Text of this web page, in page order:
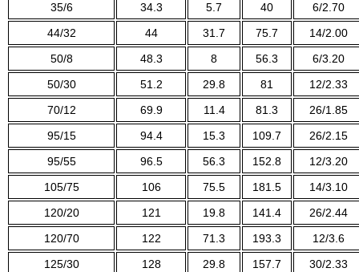
35/6
34.3 5.7 40
6/2.70
44/32
44 31.7 75.7
14/2.00
50/8
48.3 8 56.3
6/3.20
50/30
51.2 29.8 81
12/2.33
70/12
69.9 11.4 81.3
26/1.85
95/15
94.4 15.3 109.7
26/2.15
95/55
96.5 56.3 152.8
12/3.20
105/75
106 75.5 181.5
14/3.10
120/20
121 19.8 141.4
26/2.44
120/70
122 71.3 193.3
12/3.6
125/30
128 29.8 157.7
30/2.33